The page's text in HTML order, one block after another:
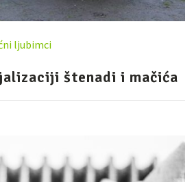
ljubimci
štenadi i mačića